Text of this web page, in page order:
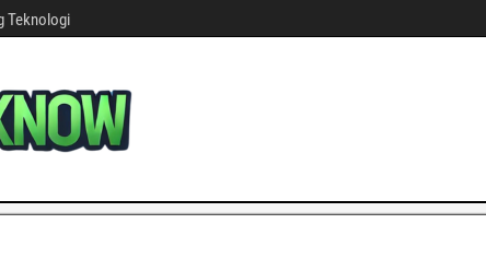
Teknologi